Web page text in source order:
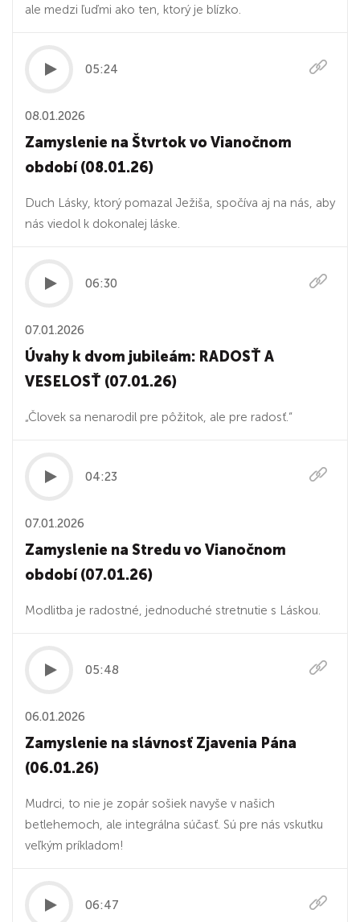
ale medzi ľuďmi ako ten, ktorý je blízko.
05:24
08.01.2026
Zamyslenie na Štvrtok vo Vianočnom
období (08.01.26)
Duch Lásky, ktorý pomazal Ježiša, spočíva aj na nás, aby
nás viedol k dokonalej láske.
06:30
07.01.2026
Úvahy k dvom jubileám: RADOSŤ A
VESELOSŤ (07.01.26)
„Človek sa nenarodil pre pôžitok, ale pre radosť.“
04:23
07.01.2026
Zamyslenie na Stredu vo Vianočnom
období (07.01.26)
Modlitba je radostné, jednoduché stretnutie s Láskou.
05:48
06.01.2026
Zamyslenie na slávnosť Zjavenia Pána
(06.01.26)
Mudrci, to nie je zopár sošiek navyše v našich
betlehemoch, ale integrálna súčasť. Sú pre nás vskutku
veľkým príkladom!
06:47